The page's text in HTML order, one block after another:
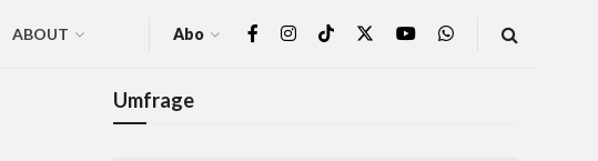
ABOUT Abo
Umfrage